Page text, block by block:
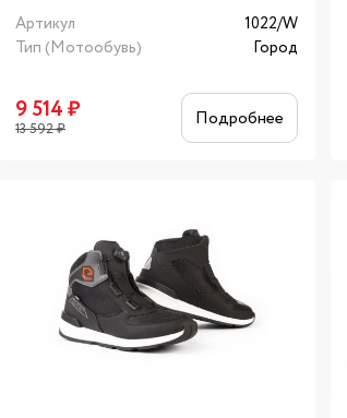
Артикул
1022/W
Тип (Мотообувь)
Город
9 514₽
13 592₽ Подробнее